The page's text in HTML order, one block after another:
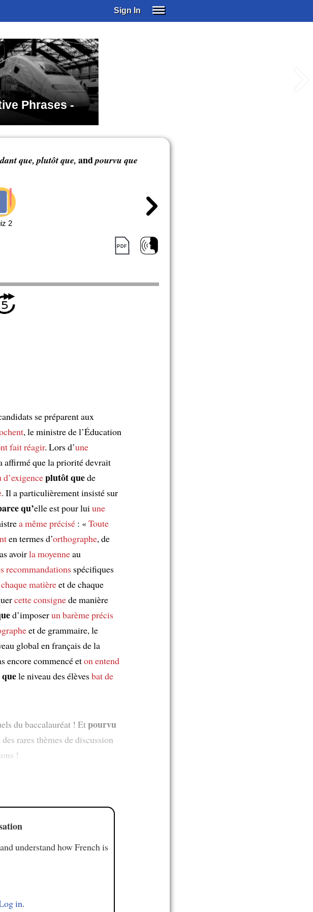
Sign In
Phrases -
que, plutôt que, andpourvu que
2
se préparent aux
, le ministre de l’Éducation
fait réagir. Lors d’une
affirmé que la priorité devrait
plutôt quede
. Il a particulièrement insisté sur
qu’elle est pour lui une
a même précisé: «Toute
en termes d’orthographe, de
avoirla moyenneau
recommandationsspécifiques
chaque matièreet de chaque
cette consignede manière
d’imposerun barème précis
et de grammaire, le
global en français de la
encore commencé eton entend
le niveau des élèvesbat de
du baccalauréat ! Etpourvu
rares thèmes de discussion
!
understand how French is
in.